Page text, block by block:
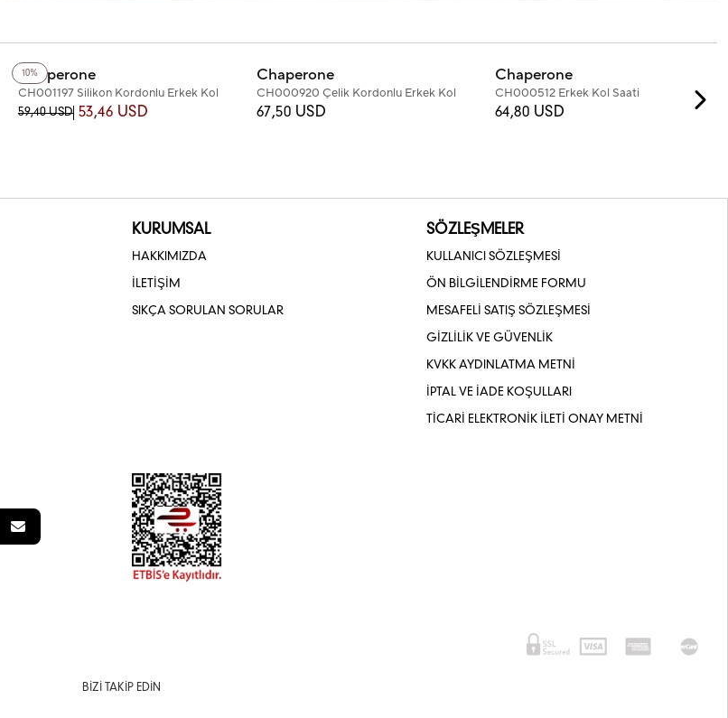
10%
+3Renk
Chaperone
CH001197 Silikon Kordonlu Erkek Kol
Saati
59,40 USD 53,46 USD
+3Renk
Chaperone
CH000920 Çelik Kordonlu Erkek Kol
Saati
67,50 USD
+3Renk
Chaperone
CH000512 Erkek Kol Saati
64,80 USD
KURUMSAL
HAKKIMIZDA
İLETİŞİM
SIKÇA SORULAN SORULAR
SÖZLEŞMELER
KULLANICI SÖZLEŞMESİ
ÖN BİLGİLENDİRME FORMU
MESAFELİ SATIŞ SÖZLEŞMESİ
GİZLİLİK VE GÜVENLİK
KVKK AYDINLATMA METNİ
İPTAL VE İADE KOŞULLARI
TİCARİ ELEKTRONİK İLETİ ONAY METNİ
BIZI TAKIP EDIN